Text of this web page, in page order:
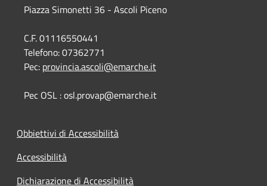
Piazza Simonetti 36 - Ascoli Piceno
C.F. 01116550441
Telefono:07362771
Pec: provincia.ascoli@emarche.it
Pec OSL : osl.provap@emarche.it
Obbiettivi di Accessibilità
Accessibilità
Dichiarazione di Accessibilità